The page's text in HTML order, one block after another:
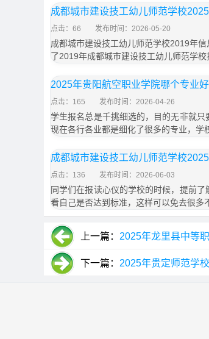
成都城市建设技工幼儿师范学校
点击：66 发布时间：2026-05-20
成都城市建设技工幼儿师范学校2019年
了2019年成都城市建设技工幼儿师范学
2025年贵阳航空职业学院哪个专业好
点击：165 发布时间：2026-04-26
学生报名总是千挑细选的，目的无非就只
现在各行各业都是细化了很多的专业，学
成都城市建设技工幼儿师范学校
点击：136 发布时间：2026-06-03
同学们在报读心仪的学校的时候，提前
看自己是否达到标准，这样可以免去很多
上一篇： 2025年龙里县中等
下一篇： 2025年贵定师范学